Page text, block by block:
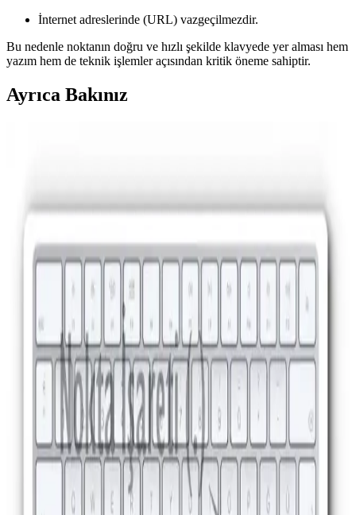
İnternet adreslerinde (URL) vazgeçilmezdir.
Bu nedenle noktanın doğru ve hızlı şekilde klavyede yer alması hem
yazım hem de teknik işlemler açısından kritik öneme sahiptir.
Ayrıca Bakınız
Bilgisayarda İşaretler Nasıl Yapılır: Klavye
Kullanımı ve İpuçları
Bilgisayarda işaretler, doğru kullanımıyla iletişimi güçlendirir. Bu
rehberde, temel işaretlerin nasıl yapıldığını ve klavye kullanımıyla
ilgili pratik ipuçlarını bulabilirsiniz.
Q Klavye ve Mobil Cihazlarda Nokta (.) İşaretinin
Kullanımı ve Yazımı
Q klavye ve mobil cihazlarda nokta işaretinin nasıl kolayca
yazılacağını öğrenin. Standart tuş kullanımı, sayısal tuş takımı, alt
kodları ve ekran klavyesi yöntemleriyle nokta yazımı hakkında
detaylı bilgiler sunulmaktadır.
Bilgisayarda Nokta Nasıl Yapılır? Windows, macOS
ve Linux İçin Detaylı Rehber